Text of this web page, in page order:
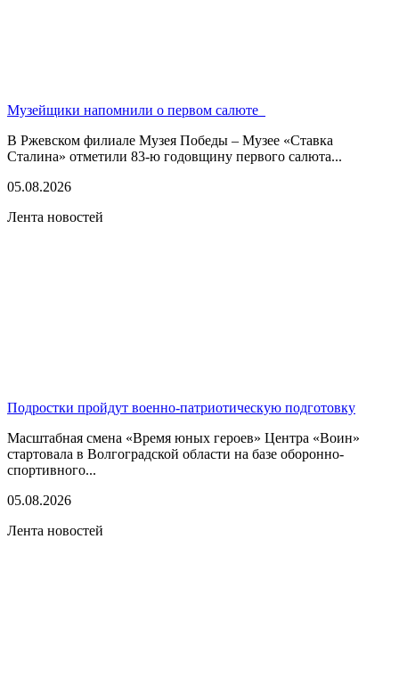
Музейщики напомнили о первом салюте
В Ржевском филиале Музея Победы – Музее «Ставка
Сталина» отметили 83-ю годовщину первого салюта...
05.08.2026
Лента новостей
Подростки пройдут военно-патриотическую подготовку
Масштабная смена «Время юных героев» Центра «Воин»
стартовала в Волгоградской области на базе оборонно-
спортивного...
05.08.2026
Лента новостей